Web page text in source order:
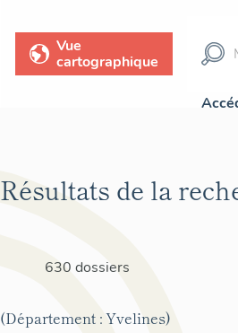
Vue
cartographique
Résultats de la
630 dossiers
(Département : Yvelines)